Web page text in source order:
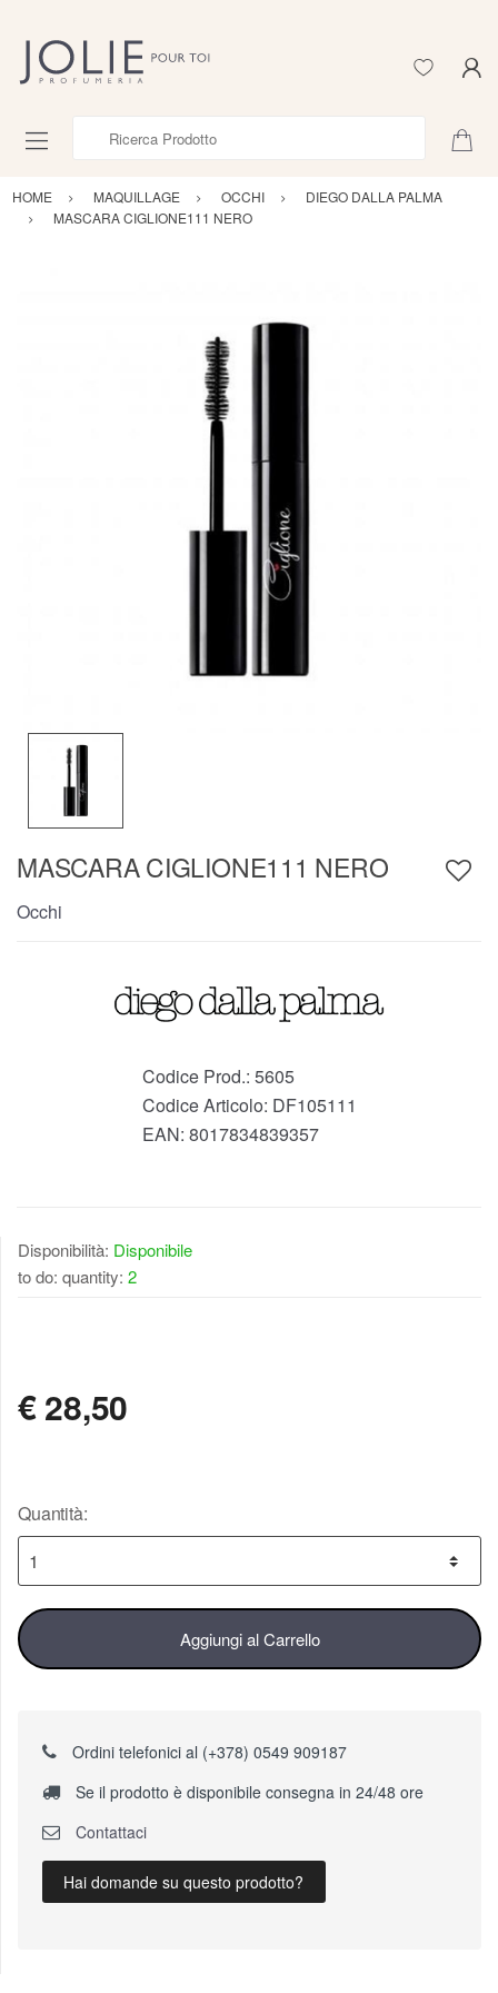
HOME MAQUILLAGE OCCHI
DIEGO DALLA PALMA
MASCARA CIGLIONE111 NERO
MASCARA CIGLIONE111 NERO
Occhi
Codice Prod.: 5605
Codice Articolo: DF105111
EAN: 8017834839357
Disponibilità: Disponibile
to do: quantity: 2
€28,50
Quantità:
Aggiungi al Carrello
Ordini telefonici al (+378) 0549 909187
Se il prodotto è disponibile consegna in 24/48 ore
Contattaci
Hai domande su questo prodotto?